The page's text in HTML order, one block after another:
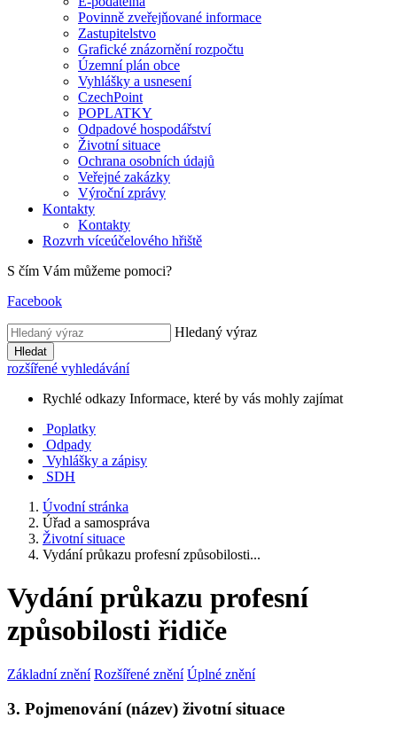
Povinně zveřejňované informace
Zastupitelstvo
Grafické znázornění rozpočtu
Územní plán obce
Vyhlášky a usnesení
CzechPoint
POPLATKY
Odpadové hospodářství
Životní situace
Ochrana osobních údajů
Veřejné zakázky
Výroční zprávy
Kontakty
Kontakty
Rozvrh víceúčelového hřiště
S čím Vám můžeme pomoci?
Facebook
Hledaný výraz
Hledat
rozšířené vyhledávání
Rychlé odkazy Informace, které by vás mohly zajímat
Poplatky
Odpady
Vyhlášky a zápisy
SDH
Úvodní stránka
Úřad a samospráva
Životní situace
Vydání průkazu profesní způsobilosti...
Vydání průkazu profesní
způsobilosti řidiče
Základní znění Rozšířené znění Úplné znění
3. Pojmenování (název) životní situace